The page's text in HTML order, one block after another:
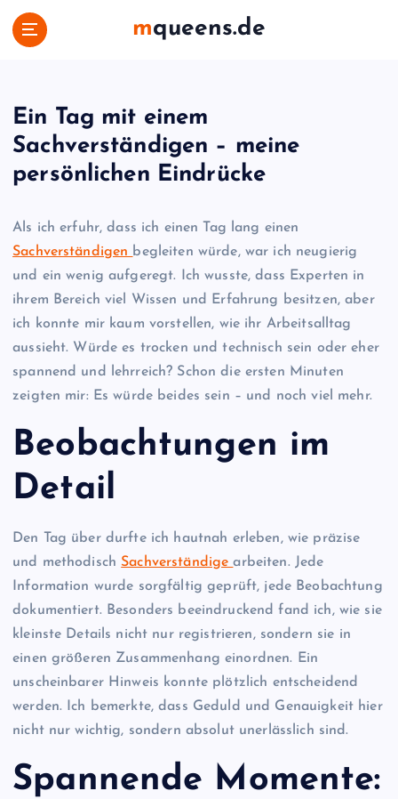
mqueens.de
Ein Tag mit einem
Sachverständigen – meine
persönlichen Eindrücke
Als ich erfuhr, dass ich einen Tag lang einen
Sachverständigen begleiten würde, war ich neugierig
und ein wenig aufgeregt. Ich wusste, dass Experten in
ihrem Bereich viel Wissen und Erfahrung besitzen, aber
ich konnte mir kaum vorstellen, wie ihr Arbeitsalltag
aussieht. Würde es trocken und technisch sein oder eher
spannend und lehrreich? Schon die ersten Minuten
zeigten mir: Es würde beides sein – und noch viel mehr.
Beobachtungen im
Detail
Den Tag über durfte ich hautnah erleben, wie präzise
und methodisch Sachverständigearbeiten. Jede
Information wurde sorgfältig geprüft, jede Beobachtung
dokumentiert. Besonders beeindruckend fand ich, wie sie
kleinste Details nicht nur registrieren, sondern sie in
einen größeren Zusammenhang einordnen. Ein
unscheinbarer Hinweis konnte plötzlich entscheidend
werden. Ich bemerkte, dass Geduld und Genauigkeit hier
nicht nur wichtig, sondern absolut unerlässlich sind.
Spannende Momente: